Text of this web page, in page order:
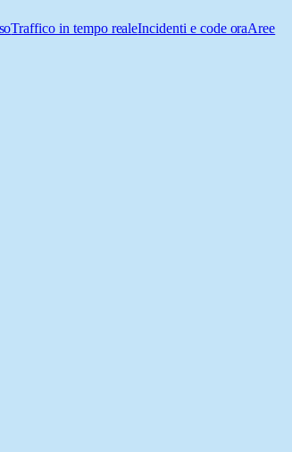
Traffico in tempo realeIncidenti e code oraAree